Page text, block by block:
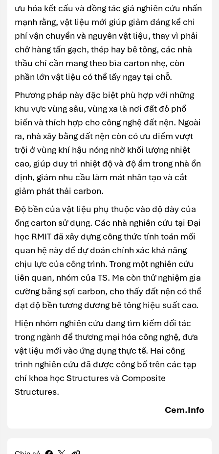
ưu hóa kết cấu và đồng tác giả nghiên cứu nhấn
mạnh rằng, vật liệu mới giúp giảm đáng kể chi
phí vận chuyển và nguyên vật liệu, thay vì phải
chở hàng tấn gạch, thép hay bê tông, các nhà
thầu chỉ cần mang theo bìa carton nhẹ, còn
phần lớn vật liệu có thể lấy ngay tại chỗ.
Phương pháp này đặc biệt phù hợp với những
khu vực vùng sâu, vùng xa là nơi đất đỏ phổ
biến và thích hợp cho công nghệ đất nện. Ngoài
ra, nhà xây bằng đất nện còn có ưu điểm vượt
trội ở vùng khí hậu nóng nhờ khối lượng nhiệt
cao, giúp duy trì nhiệt độ và độ ẩm trong nhà ổn
định, giảm nhu cầu làm mát nhân tạo và cắt
giảm phát thải carbon.
Độ bền của vật liệu phụ thuộc vào độ dày của
ống carton sử dụng. Các nhà nghiên cứu tại Đại
học RMIT đã xây dựng công thức tính toán mối
quan hệ này để dự đoán chính xác khả năng
chịu lực của công trình. Trong một nghiên cứu
liên quan, nhóm của TS. Ma còn thử nghiệm gia
cường bằng sợi carbon, cho thấy đất nện có thể
đạt độ bền tương đương bê tông hiệu suất cao.
Hiện nhóm nghiên cứu đang tìm kiếm đối tác
trong ngành để thương mại hóa công nghệ, đưa
vật liệu mới vào ứng dụng thực tế. Hai công
trình nghiên cứu đã được công bố trên các tạp
chí khoa học Structures và Composite
Structures.
Cem.Info